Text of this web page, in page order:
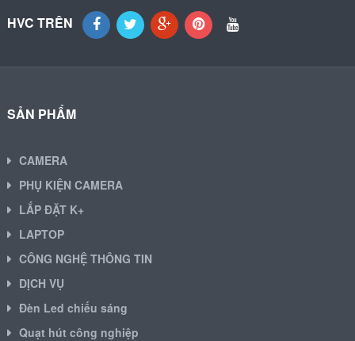
HVC TRÊN
SẢN PHẨM
CAMERA
PHỤ KIỆN CAMERA
LẮP ĐẶT K+
LAPTOP
CÔNG NGHỆ THÔNG TIN
DỊCH VỤ
Đèn Led chiếu sáng
Quạt hút công nghiệp